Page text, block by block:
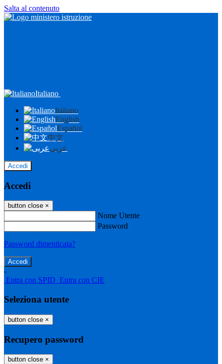
Salta al contenuto
Italiano
Italiano
English
Español
中文
عربى
Accedi
Accedi
button close ×
Nome Utente
Password
Password dimenticata?
-
Entra con SPID Entra con CIE
Seleziona utente
button close ×
Recupero password
button close ×